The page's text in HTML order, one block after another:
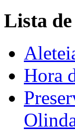
Lista
Hora